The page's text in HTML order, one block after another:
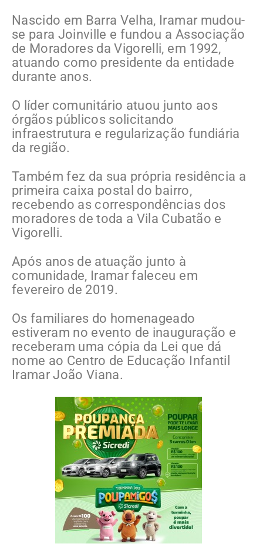
Nascido em Barra Velha, Iramar mudou-
se para Joinville e fundou a Associação
de Moradores da Vigorelli, em 1992,
atuando como presidente da entidade
durante anos.
O líder comunitário atuou junto aos
órgãos públicos solicitando
infraestrutura e regularização fundiária
da região.
Também fez da sua própria residência a
primeira caixa postal do bairro,
recebendo as correspondências dos
moradores de toda a Vila Cubatão e
Vigorelli.
Após anos de atuação junto à
comunidade, Iramar faleceu em
fevereiro de 2019.
Os familiares do homenageado
estiveram no evento de inauguração e
receberam uma cópia da Lei que dá
nome ao Centro de Educação Infantil
Iramar João Viana.